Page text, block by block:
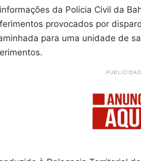
da Polícia Civil da
provocados por
para uma unidade de